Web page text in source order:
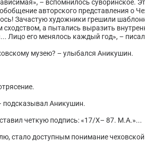
– вспомнилось суворинское.
авторского представления о
Зачастую художники грешили
а пытались выразить
Лицо его менялось каждый год», –
музею? – улыбался Аникушин.
подсказывал Аникушин.
четкую подпись: «17/Х– 87. М.А.»...
стало доступным понимание